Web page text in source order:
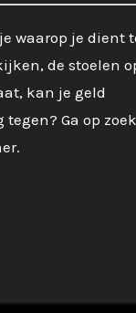
waarop je dient
de stoelen
kan je geld
Ga op zoek